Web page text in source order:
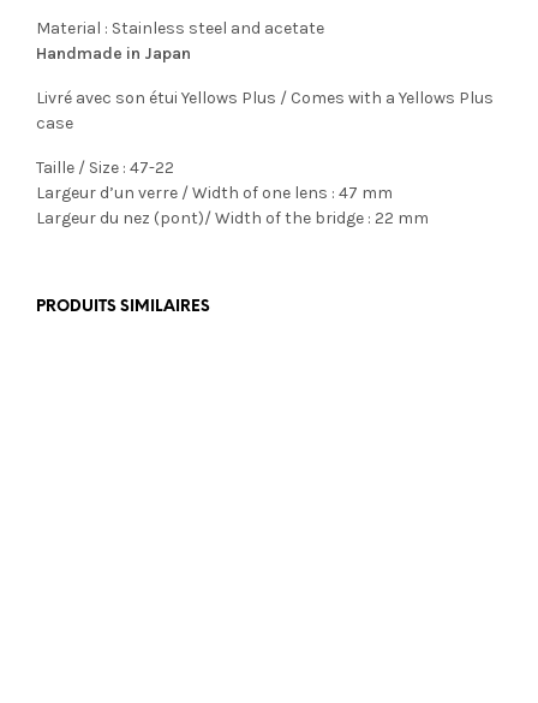
Material : Stainless steel and acetate
Handmade in Japan
Livré avec son étui Yellows Plus / Comes with a Yellows Plus
case
Taille / Size : 47-22
Largeur d’un verre / Width of one lens : 47 mm
Largeur du nez (pont)/ Width of the bridge : 22 mm
PRODUITS SIMILAIRES